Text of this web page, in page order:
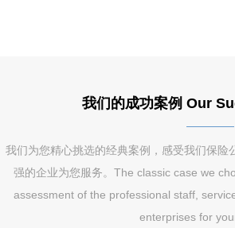
我们的成功案例 Our
我们为您精心挑选的经典案例，感受我们保险
强的企业为您服务。The classic case we
assessment of the professional staff,
enterprises for